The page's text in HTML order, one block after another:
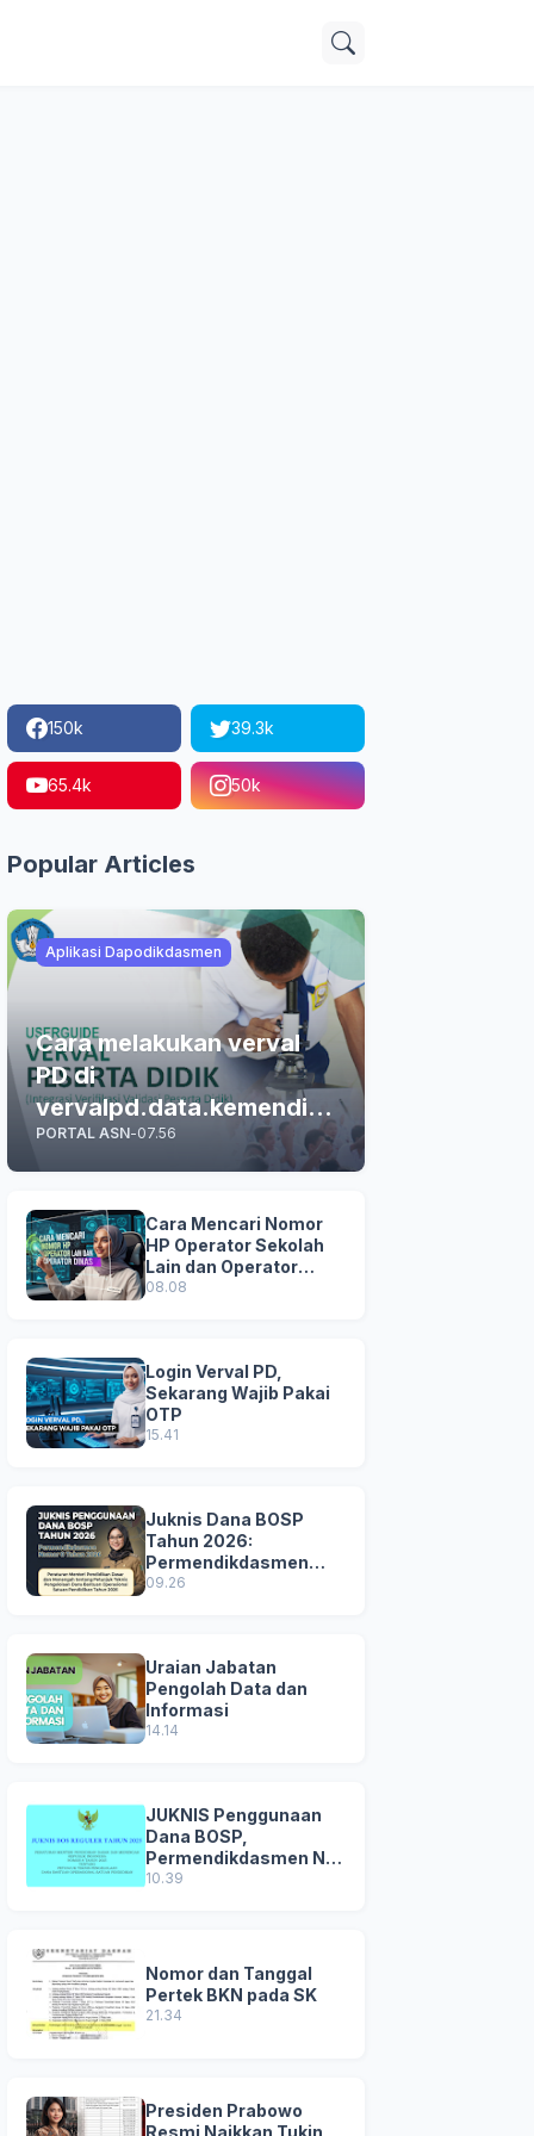
150k 39.3k
65.4k 50k
Popular Articles
Aplikasi Dapodikdasmen
Cara melakukan verval
PD di
vervalpd.data.kemendikd
asmen.go.id
PORTAL ASN-07.56
Cara Mencari Nomor
HP Operator Sekolah
Lain dan Operator
Dinas di SDM Data
08.08
Login Verval PD,
Sekarang Wajib Pakai
OTP
15.41
Juknis Dana BOSP
Tahun 2026:
Permendikdasmen
Nomor 8 Tahun 2026
09.26
Uraian Jabatan
Pengolah Data dan
Informasi
14.14
JUKNIS Penggunaan
Dana BOSP,
Permendikdasmen No
8 Tahun 2025
10.39
Nomor dan Tanggal
Pertek BKN pada SK
21.34
Presiden Prabowo
Resmi Naikkan Tukin